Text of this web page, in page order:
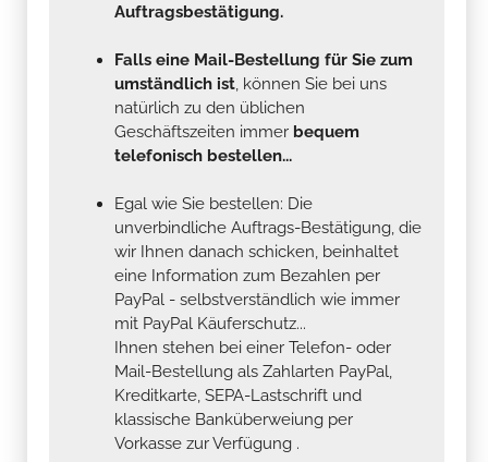
Auftragsbestätigung.
Falls eine Mail-Bestellung für Sie zum
umständlich ist, können Sie bei uns
natürlich zu den üblichen
Geschäftszeiten immer bequem
telefonisch bestellen...
Egal wie Sie bestellen: Die
unverbindliche Auftrags-Bestätigung, die
wir Ihnen danach schicken, beinhaltet
eine Information zum Bezahlen per
PayPal - selbstverständlich wie immer
mit PayPal Käuferschutz...
Ihnen stehen bei einer Telefon- oder
Mail-Bestellung als Zahlarten PayPal,
Kreditkarte, SEPA-Lastschrift und
klassische Banküberweiung per
Vorkasse zur Verfügung .